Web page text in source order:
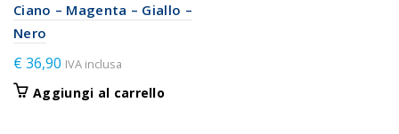
Ciano – Magenta – Giallo –
Nero
€36,90 IVA inclusa
Aggiungi al carrello